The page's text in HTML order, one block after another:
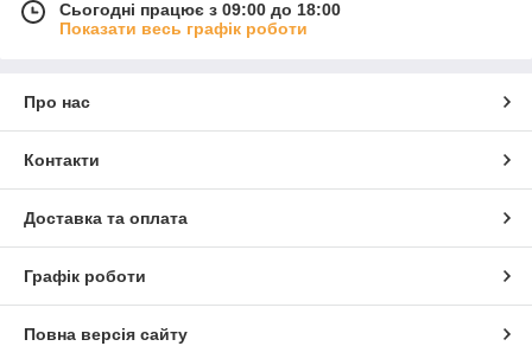
Сьогодні працює з 09:00 до 18:00
Показати весь графік роботи
Про нас
Контакти
Доставка та оплата
Графік роботи
Повна версія сайту